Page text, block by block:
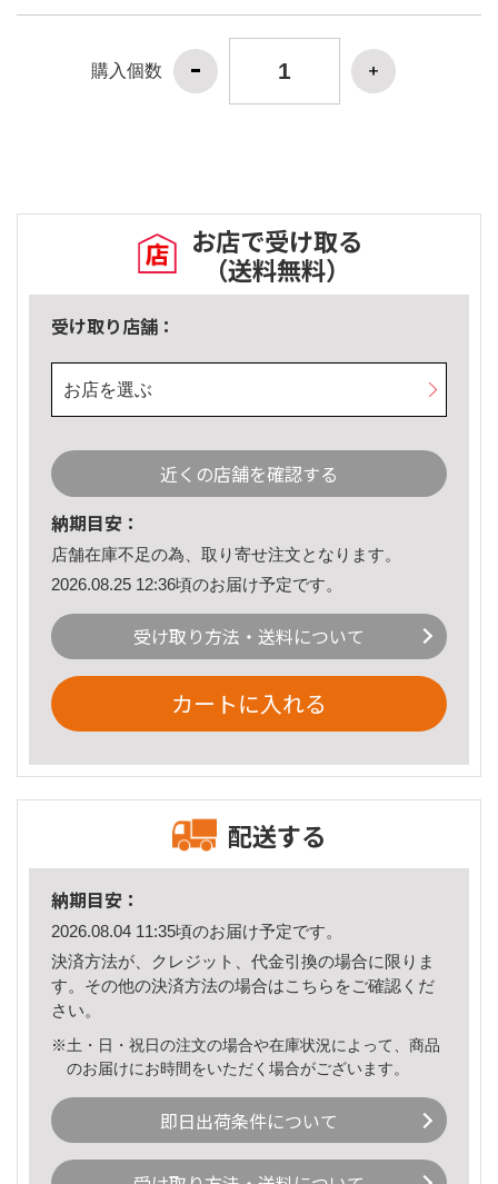
購入個数
お店で受け取る
（送料無料）
受け取り店舗：
お店を選ぶ
近くの店舗を確認する
納期目安：
店舗在庫不足の為、取り寄せ注文となります。
2026.08.25 12:36頃のお届け予定です。
受け取り方法・送料について
カートに入れる
配送する
納期目安：
2026.08.04 11:35頃のお届け予定です。
決済方法が、クレジット、代金引換の場合に限りま
す。その他の決済方法の場合はこちら をご確認くだ
さい。
※土・日・祝日の注文の場合や在庫状況によって、商品
のお届けにお時間をいただく場合がございます。
即日出荷条件について